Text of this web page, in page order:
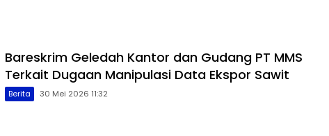
Bareskrim Geledah Kantor dan Gudang PT MMS
Terkait Dugaan Manipulasi Data Ekspor Sawit
Berita 30 Mei 2026 11:32